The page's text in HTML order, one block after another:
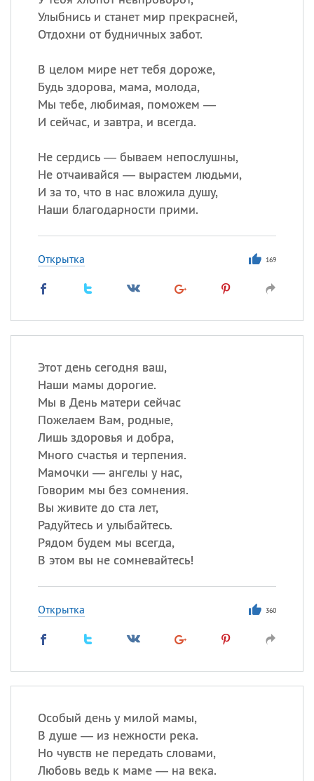
Улыбнись и станет мир прекрасней,
Отдохни от будничных забот.
В целом мире нет тебя дороже,
Будь здорова, мама, молода,
Мы тебе, любимая, поможем —
И сейчас, и завтра, и всегда.
Не сердись — бываем непослушны,
Не отчаивайся — вырастем людьми,
И за то, что в нас вложила душу,
Наши благодарности прими.
Открытка 169
Этот день сегодня ваш,
Наши мамы дорогие.
Мы в День матери сейчас
Пожелаем Вам, родные,
Лишь здоровья и добра,
Много счастья и терпения.
Мамочки — ангелы у нас,
Говорим мы без сомнения.
Вы живите до ста лет,
Радуйтесь и улыбайтесь.
Рядом будем мы всегда,
В этом вы не сомневайтесь!
Открытка 360
Особый день у милой мамы,
В душе — из нежности река.
Но чувств не передать словами,
Любовь ведь к маме — на века.